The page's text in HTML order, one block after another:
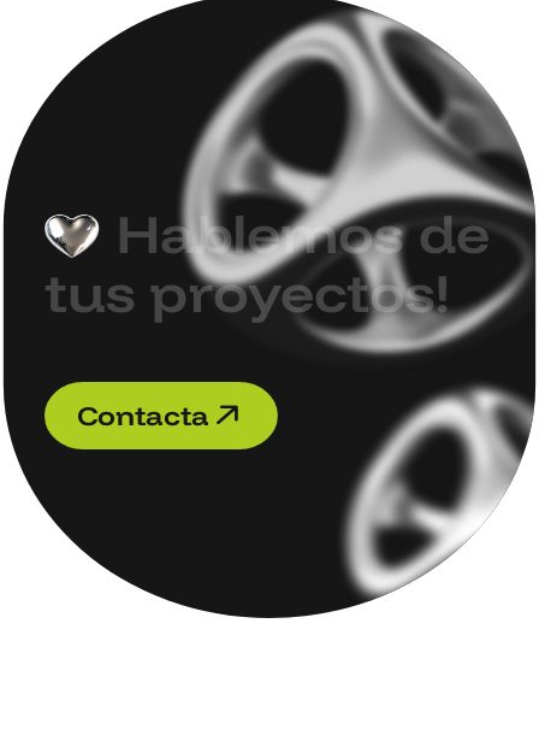
Hablemos de
tus proyectos!
Contacta
Contacta